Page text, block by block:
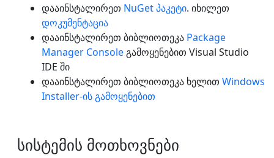
დააინსტალირეთ NuGet პაკეტი. იხილეთ
დოკუმენტაცია
დააინსტალირეთ ბიბლიოთეკა Package
Manager Consoleგამოყენებით Visual Studio
IDE ში
დააინსტალირეთ ბიბლიოთეკა ხელით Windows
Installer-ის გამოყენებით
სისტემის მოთხოვნები